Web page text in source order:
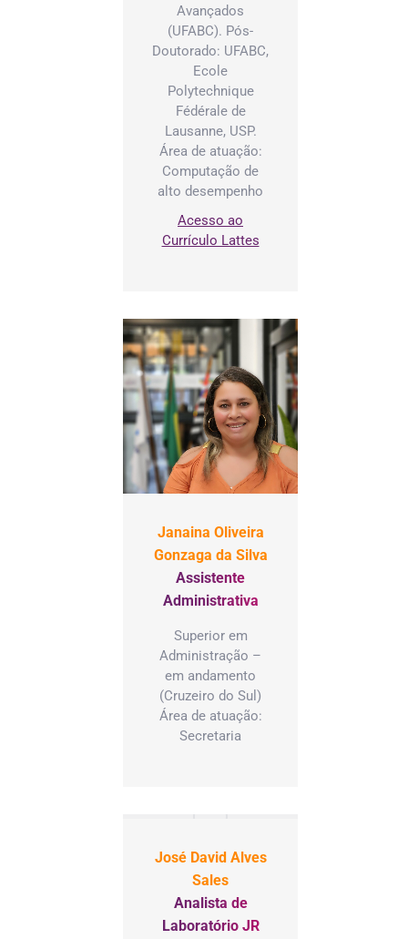
Avançados
(UFABC). Pós-
Doutorado: UFABC,
Ecole
Polytechnique
Fédérale de
Lausanne, USP.
Área de atuação:
Computação de
alto desempenho
Acesso ao
Currículo Lattes
Janaina Oliveira
Gonzaga da Silva
Assistente
Administrativa
Superior em
Administração –
em andamento
(Cruzeiro do Sul)
Área de atuação:
Secretaria
José David Alves
Sales
Analista de
Laboratório JR